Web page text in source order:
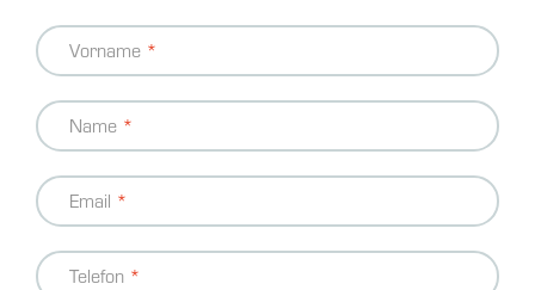
Kontakt
Informationen
Vorname
Name
Email
Telefon